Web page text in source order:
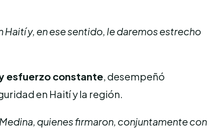
Haití y, en ese sentido, le daremos estrecho
esfuerzo constante, desempeñó
en Haití y la región.
quienes firmaron, conjuntamente con